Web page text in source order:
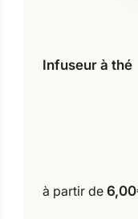
Infuseur à thé
à partir de 6,00